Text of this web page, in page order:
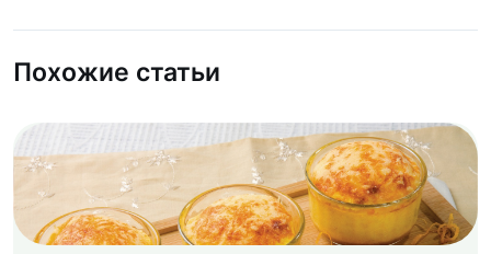
Похожие статьи